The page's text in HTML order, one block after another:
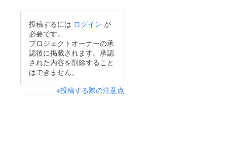
投稿するには ログイン が
必要です。
プロジェクトオーナーの承
認後に掲載されます。承認
された内容を削除すること
はできません。
※投稿する際の注意点